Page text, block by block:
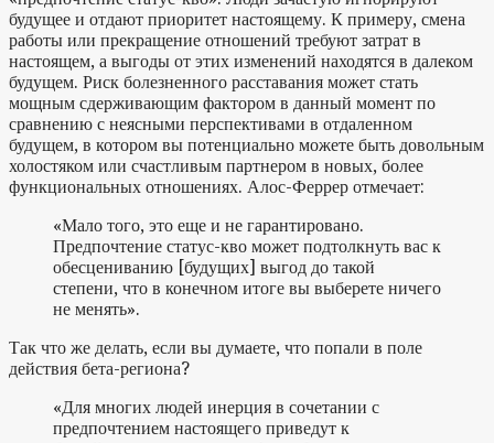
будущее и отдают приоритет настоящему. К примеру, смена
работы или прекращение отношений требуют затрат в
настоящем, а выгоды от этих изменений находятся в далеком
будущем. Риск болезненного расставания может стать
мощным сдерживающим фактором в данный момент по
сравнению с неясными перспективами в отдаленном
будущем, в котором вы потенциально можете быть довольным
холостяком или счастливым партнером в новых, более
функциональных отношениях. Алос-Феррер отмечает:
«Мало того, это еще и не гарантировано.
Предпочтение статус-кво может подтолкнуть вас к
обесцениванию [будущих] выгод до такой
степени, что в конечном итоге вы выберете ничего
не менять».
Так что же делать, если вы думаете, что попали в поле
действия бета-региона?
«Для многих людей инерция в сочетании с
предпочтением настоящего приведут к